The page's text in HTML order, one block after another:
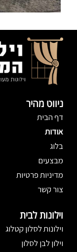
ניווט מהיר
דף הבית
אודות
בלוג
מבצעים
מדיניות פרטיות
צור קשר
וילונות לבית
וילונות לסלון קטלוג
וילון לבן לסלון